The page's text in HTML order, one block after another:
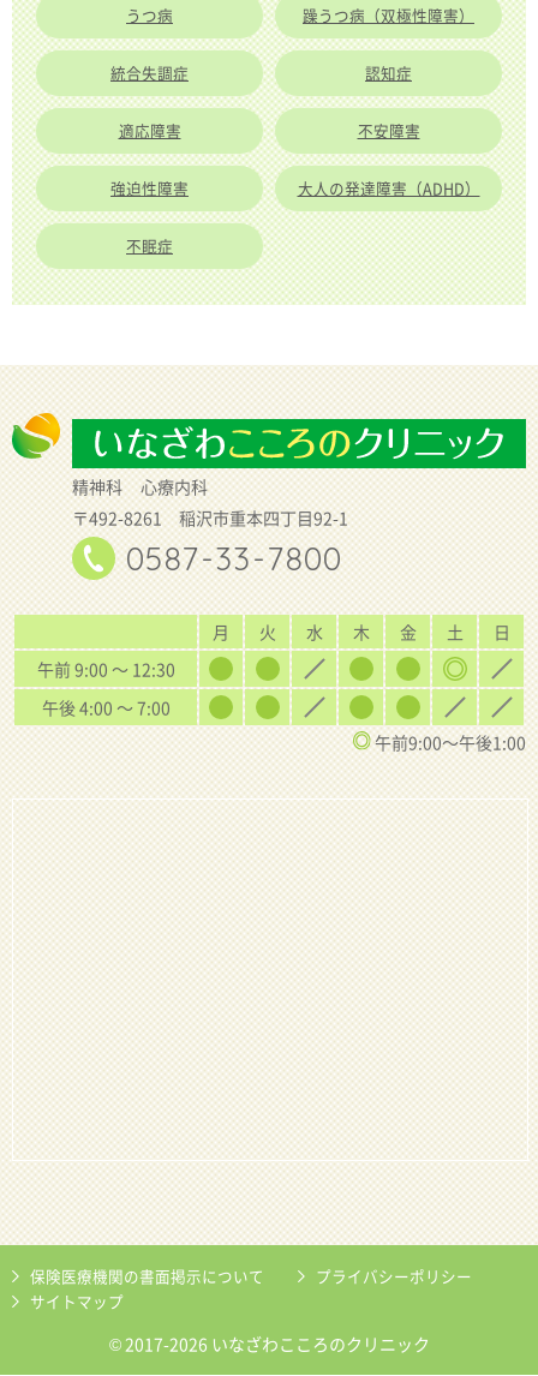
うつ病 躁うつ病（双極性障害）
統合失調症 認知症
適応障害 不安障害
強迫性障害 大人の発達障害（ADHD）
不眠症
精神科
心療内科
〒492-8261 稲沢市重本四丁目92-1
0587-33-7800
月 火 水 木 金 土
日
午前 9:00 〜 12:30
午後 4:00 〜 7:00
午前9:00〜午後1:00
保険医療機関の書面掲示について
プライバシーポリシー
サイトマップ
© 2017-2026 いなざわこころのクリニック